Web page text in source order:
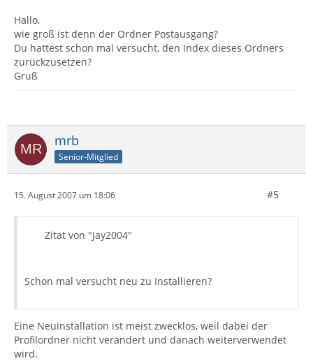
Hallo,
wie groß ist denn der Ordner Postausgang?
Du hattest schon mal versucht, den Index dieses Ordners
zurückzusetzen?
Gruß
mrb
Senior-Mitglied
15. August 2007 um 18:06 #5
Zitat von "Jay2004"
Schon mal versucht neu zu Installieren?
Eine Neuinstallation ist meist zwecklos, weil dabei der
Profilordner nicht verändert und danach weiterverwendet
wird.